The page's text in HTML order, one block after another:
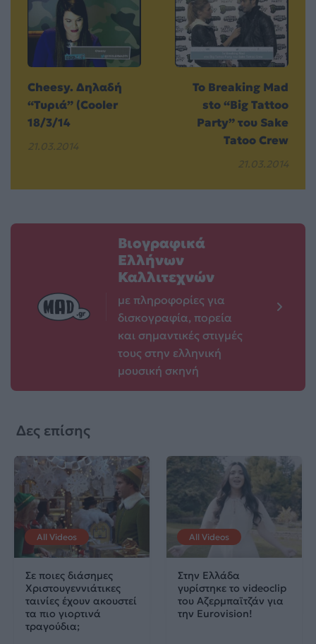
Cheesy. Δηλαδή
“Τυριά” (Cooler
18/3/14
21.03.2014
To Breaking Mad
sto “Big Tattoo
Party” του Sake
Tatoo Crew
21.03.2014
Βιογραφικά
Ελλήνων
Καλλιτεχνών
με πληροφορίες για
δισκογραφία, πορεία
και σημαντικές στιγμές
τους στην ελληνική
μουσική σκηνή
Δες επίσης
All Videos
Σε ποιες διάσημες
Χριστουγεννιάτικες
ταινίες έχουν ακουστεί
τα πιο γιορτινά
τραγούδια;
All Videos
Στην Ελλάδα
γυρίστηκε το videoclip
του Αζερμπαϊτζάν για
την Eurovision!